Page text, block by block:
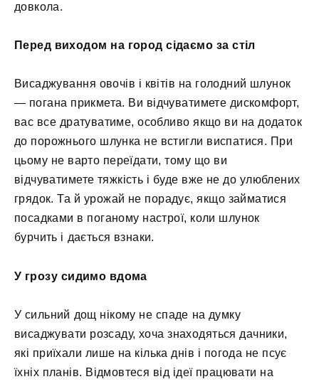
довкола.
Перед виходом на город сідаємо за стіл
Висаджування овочів і квітів на голодний шлунок
— погана прикмета. Ви відчуватимете дискомфорт,
вас все дратуватиме, особливо якщо ви на додаток
до порожнього шлунка не встигли виспатися. При
цьому не варто переїдати, тому що ви
відчуватимете тяжкість і буде вже не до улюблених
грядок. Та й урожай не порадує, якщо займатися
посадками в поганому настрої, коли шлунок
бурчить і дається взнаки.
У грозу сидимо вдома
У сильний дощ нікому не спаде на думку
висаджувати розсаду, хоча знаходяться дачники,
які приїхали лише на кілька днів і погода не псує
їхніх планів. Відмовтеся від ідеї працювати на